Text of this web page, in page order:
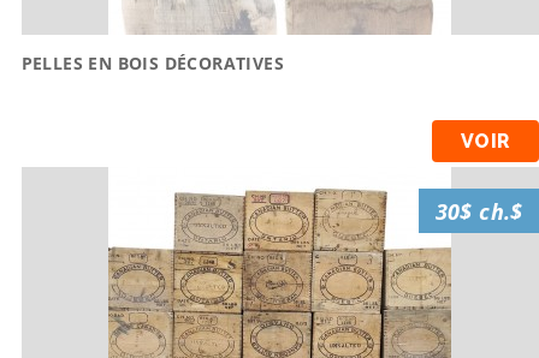
PELLES EN BOIS DÉCORATIVES
VOIR
30$ ch.$